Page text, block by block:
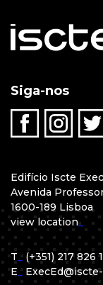
Siga-nos
Edifício Iscte
Avenida
1600-189 Lisboa
view location_
T _ (+351) 217 826
E _